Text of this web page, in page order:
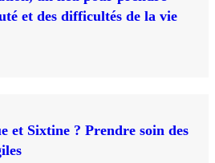
et des difficultés de la vie
et Sixtine ? Prendre soin des